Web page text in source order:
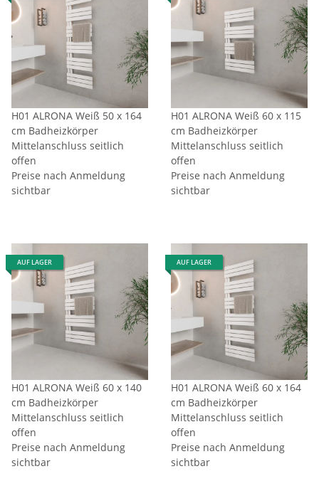
H01 ALRONA Weiß 50 x 164
cm Badheizkörper
Mittelanschluss seitlich
offen
Preise nach Anmeldung
sichtbar
H01 ALRONA Weiß 60 x 115
cm Badheizkörper
Mittelanschluss seitlich
offen
Preise nach Anmeldung
sichtbar
AUF LAGER
H01 ALRONA Weiß 60 x 140
cm Badheizkörper
Mittelanschluss seitlich
offen
Preise nach Anmeldung
sichtbar
AUF LAGER
H01 ALRONA Weiß 60 x 164
cm Badheizkörper
Mittelanschluss seitlich
offen
Preise nach Anmeldung
sichtbar